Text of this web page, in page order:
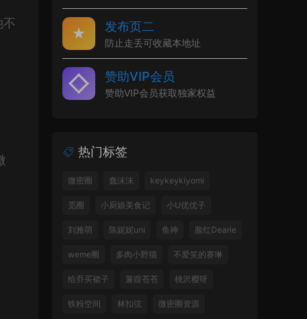
不
发布页二
防止走丢可收藏本地址
赞助VIP会员
赞助VIP会员获取独家权益
热门标签
微密圈 蠢沫沫 keykeykiyomi
觅圈 小厨娘美食记 小U优优子
刘雅萌 陈妮妮uni 鱼神 脸红Dearie
weme圈 多肉小野猫 不爱笑的赛琳
给乔买裙子 蒹葭苍苍 桃沢樱呀
铁粉空间 林扣弦 微密圈资源